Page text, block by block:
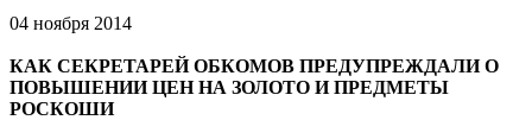
04 ноября 2014
КАК СЕКРЕТАРЕЙ ОБКОМОВ ПРЕДУПРЕЖДАЛИ О
ПОВЫШЕНИИ ЦЕН НА ЗОЛОТО И ПРЕДМЕТЫ
РОСКОШИ